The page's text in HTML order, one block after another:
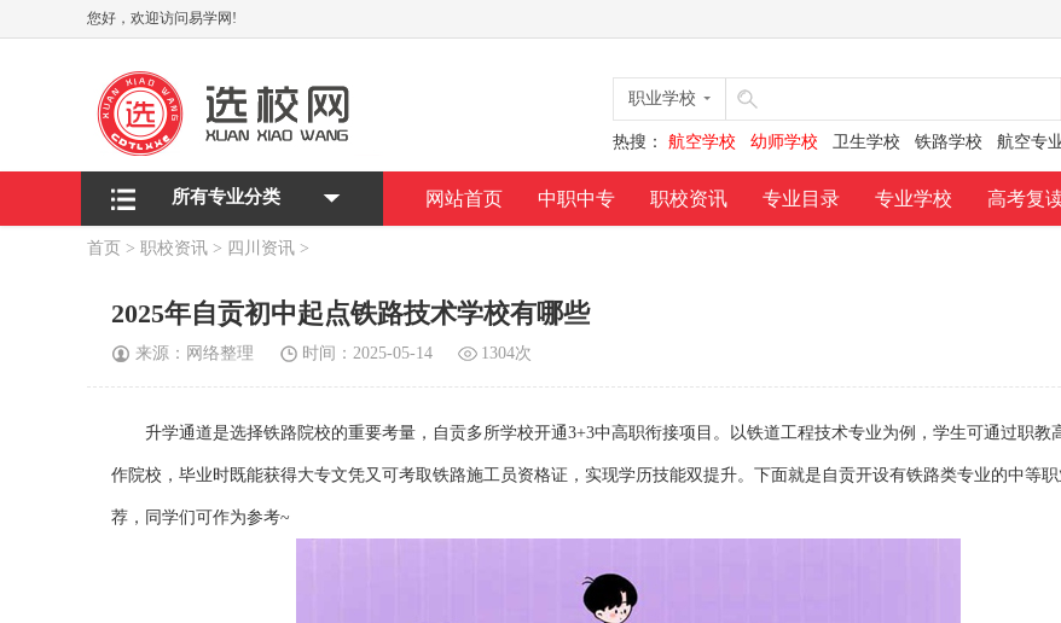
您好，欢迎访问易学网!
职业学校
热搜： 航空学校 幼师学校 卫生学校 铁路学校 航空专
所有专业分类 网站首页 中职中专 职校资讯 专业目录 专业学校 高考复
首页 > 职校资讯 > 四川资讯 >
2025年自贡初中起点铁路技术学校有哪些
来源：网络整理 时间：2025-05-14 1304次
升学通道是选择铁路院校的重要考量，自贡多所学校开通3+3中高职衔接项目。以铁道工程技术专业为例，学生可通过职教
作院校，毕业时既能获得大专文凭又可考取铁路施工员资格证，实现学历技能双提升。下面就是自贡开设有铁路类专业的中等
荐，同学们可作为参考~